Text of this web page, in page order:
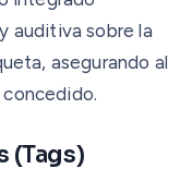
auditiva sobre la
asegurando al
(Tags)